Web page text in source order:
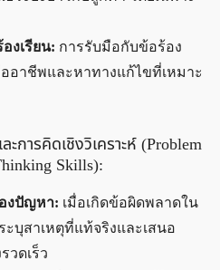
งเรียน: การรับมือกับข้อร้อง
อาชีพและหาทางแก้ไขที่เหมาะ
การคิดเชิงวิเคราะห์ (Problem
Skills):
งปัญหา: เมื่อเกิดข้อผิดพลาดใน
บุสาเหตุที่แท้จริงและเสนอ
วดเร็ว